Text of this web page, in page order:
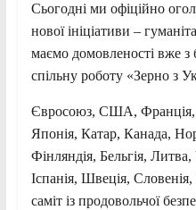
Сьогодні ми офіційно
нової ініціативи –
маємо домовленості вже з
спільну роботу «Зерно з
Євросоюз, США, Франція,
Японія, Катар, Канада,
Фінляндія, Бельгія, Литва,
Іспанія, Швеція,
саміт із продовольчої